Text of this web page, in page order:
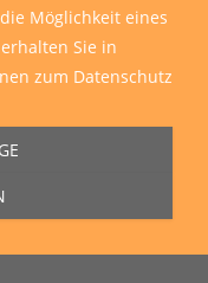
Möglichkeit eines
Sie in
zum Datenschutz